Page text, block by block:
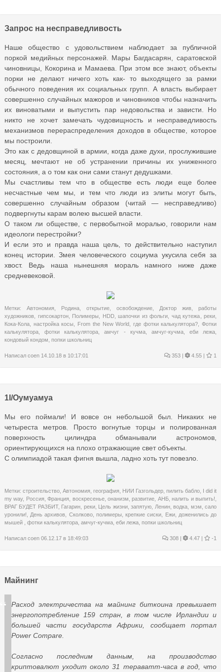
Запрос на несправедливость
Наше общество с удовольствием наблюдает за публичной
поркой медийных персонажей. Мары Багдасарян, саратовской
чиновницы, Кокорина и Мамаева. При этом все знают, объекты
порки не делают ничего хоть как- то выходящего за рамки
обычного поведения их социальных групп. А власть выбирает
совершенно случайных мажоров и чиновников чтобы назначить
их виноватыми и выпустить пар недовольства и зависти. Но
никто не хочет замечать чудовищность и несправедливость
механизмов перераспределения доходов в обществе, которое
мы построили.
Это как с дедовщиной в армии, когда даже духи, прослужившие
месяц, мечтают не об устранении причины их униженного
состояния, а о том как они сами станут дедушками.
Мы счастливы тем что в обществе есть люди еще более
несчастные чем мы, и тем что люди из элиты могут быть,
совершенно случайным образом (читай — несправедливо)
подвергнуты карам волею высшей власти.
О таком ли обществе, с первобытной моралью, говорили нам
идеологи перестройки?
И если это и правда наша цель, то действительно наступил
конец истории. Змея человеческого социума укусила себя за
хвост. Ведь наша нынешняя мораль намного ниже даже
средневековой.
Метки: Автономия Родина открытие освобождение Доктор жив
работы
художников
гипсокартон, Полимеры HDD,шапочки из фольги чад кутежа ,реки
Кока-Кола
настройка косы From the New World где фотки калькулятора? ,Фотки
калькулятора ,фотки калькулятора ,амчуг - кучма, амчуг-кучма, еби лежа
кондовый кондом попки школьниц
Написал coen 14.10.18 в 10:17:01 353 | 4.55 | 1
1I/Оумуамуа
Мы его поймали! И вовсе он небольшой был. Никаких не
четыреста метров. Просто вогнутые торцы и полированная
поверхность цилиндра обманывали астрономов,
ориентирующихся на плохо отражающие свет объекты.
С олимпиадой такая фигня вышла, ладно хоть тут повезло.
Метки: строительство Автономия география НИИ Газгольдер пилить бабло I did it
my way, Россия ,Франция воскресенье,онанизм ,развитие АНБ,налить и выпить!
ВРАГ БУДЕТ РАЗБИТ, Гагарин реки, Цель жизни,запятую Ленин,водка мэм ,сало
уронили!
День архивов Сколково, полимеры ,крепкие сиски Ежи, доженились до
мышей
фотки калькулятора амчуг-кучма еби лежа попки школьниц
Написал coen 06.12.17 в 18:49:03 308 | 4.47 | -1
Майнинг
Расход электричества на майнинг биткоина превышает
энергопотребление 159 стран, в том числе Ирландии и
большей части государств Африки, сообщает портал
Power Compare.
Согласно последним данным, на производство
криптовалют уходит около 31 тераватт-часа в год, что